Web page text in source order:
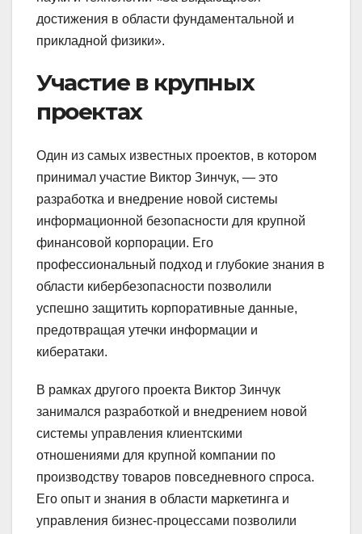
достижения в области фундаментальной и
прикладной физики».
Участие в крупных
проектах
Один из самых известных проектов, в котором
принимал участие Виктор Зинчук, — это
разработка и внедрение новой системы
информационной безопасности для крупной
финансовой корпорации. Его
профессиональный подход и глубокие знания в
области кибербезопасности позволили
успешно защитить корпоративные данные,
предотвращая утечки информации и
кибератаки.
В рамках другого проекта Виктор Зинчук
занимался разработкой и внедрением новой
системы управления клиентскими
отношениями для крупной компании по
производству товаров повседневного спроса.
Его опыт и знания в области маркетинга и
управления бизнес-процессами позволили